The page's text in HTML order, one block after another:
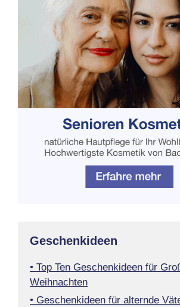
Geschenkideen
• Top Ten Geschenkideen für
Weihnachten
• Geschenkideen für alternde